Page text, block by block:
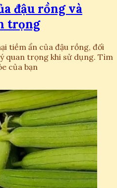
đậu rồng và
trọng
tiềm ẩn của đậu rồng, đối
quan trọng khi sử dụng. Tìm
của bạn